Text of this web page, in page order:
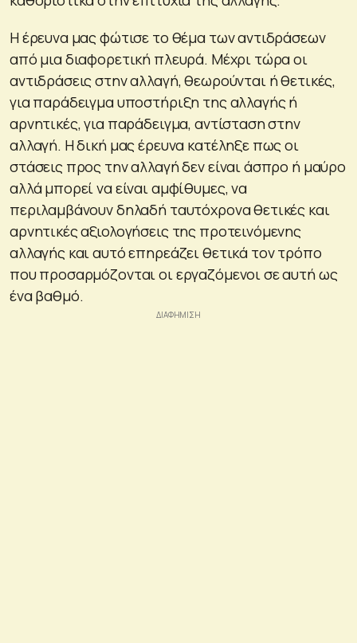
Η έρευνα μας φώτισε το θέμα των αντιδράσεων
από μια διαφορετική πλευρά. Μέχρι τώρα οι
αντιδράσεις στην αλλαγή, θεωρούνται ή θετικές,
για παράδειγμα υποστήριξη της αλλαγής ή
αρνητικές, για παράδειγμα, αντίσταση στην
αλλαγή. Η δική μας έρευνα κατέληξε πως οι
στάσεις προς την αλλαγή δεν είναι άσπρο ή μαύρο
αλλά μπορεί να είναι αμφίθυμες, να
περιλαμβάνουν δηλαδή ταυτόχρονα θετικές και
αρνητικές αξιολογήσεις της προτεινόμενης
αλλαγής και αυτό επηρεάζει θετικά τον τρόπο
που προσαρμόζονται οι εργαζόμενοι σε αυτή ως
ένα βαθμό.